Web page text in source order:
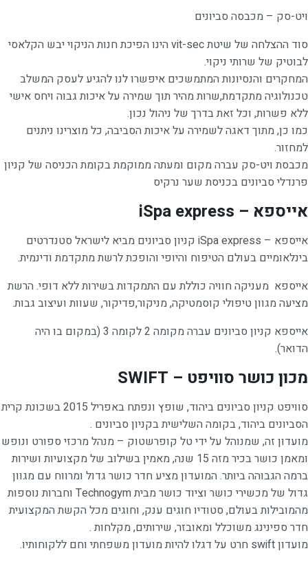
ויט-סק – מכבסה סביונים
סוד ההצלחה של שיטת vit-sec הינו הפיכת חנות הניקוי יבש הקלאסי
לבוטיק של שרותי ניקוי.
המחקרים והנסיונות המתמשכים איפשרו לנו להגיע לעסק המשלב
טכנולוגיה מתקדמת,שרות מהיר תוך שמירה על איכות גבוה ויחס אישי
ללא פשרות, וכל זאת בדרך של ניהול נכון.
כמו כן, מתוך דאגה לשמירה על איכות הסביבה, כל מוצרינו ניתנים
למחזור.
מכבסת ויט-סק עברה מקום ומעתה ממוקמת בקומת הכניסה של קניון
פרנדלי סביונים בכניסת שער נרקיס
אייספא – iSpa express
אייספא – iSpa express קניון סביונים מביא לישראל סטנדרטים
בינלאומיים בעולם הטיפוח והיופי והופכת לרשת מתקדמת ודינמית.
אייספא מעניקה חוויה כוללת עם התמקדות בשירות ללא דופי. הרשת
מציעה מגוון טיפולי קוסמטיקה, מניקור,פדיקור, שעוות ועיצוב גבות.
אייספא קניון סביונים עברה מקומה 2 לקומה 3 (במקום בו היה
הדואר).
מכון כושר סוויפט – SWIFT
סוויפט קניון סביונים ביהוד, שופץ ונפתח באפריל 2015 בשכונת קרית
הסביונים ביהוד, בקומה השלישית בקניון סביונים .
מועדון זה, שמנוהל על ידי טל קופרשטוק – מנהל מרכזי ספורט ונופש
ומאמן כושר בכיר מזה 15 שנה, מאמין בשילוב של מקצועיות ושירות
ברמה הגבוהה ביותר. המועדון מציע חדר כושר גדול ומרווח עם מגוון
גדול של מכשירי כושר וציוד כושר מבית Technogym וחברות נוספות
מהמובילות בעולם, סטודיו חוגים ענק, וחוגים מכל הקשת המקצועית
חדר ספינינג משוכלל ומאובזר, שירותים, מקלחות .
מועדון swift חרט על דגלו להיות מועדון משפחתי וחם ללקוחותיו.